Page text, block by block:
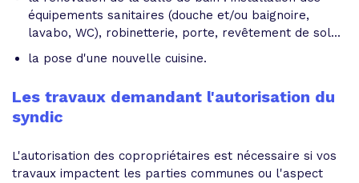
équipements sanitaires (douche et/ou baignoire,
lavabo, WC), robinetterie, porte, revêtement de sol...
la pose d'une nouvelle cuisine.
Les travaux demandant l'autorisation du
syndic
L'autorisation des copropriétaires est nécessaire si vos
travaux impactent les parties communes ou l'aspect